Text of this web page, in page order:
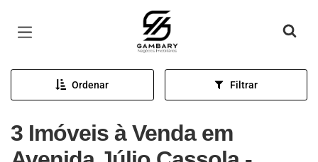
Página inicial
Ordenar Filtrar
3 Imóveis à Venda em